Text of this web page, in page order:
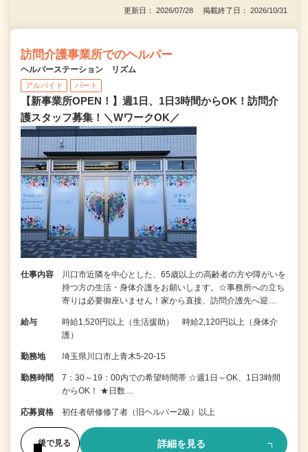
更新日： 2026/07/28 掲載終了日： 2026/10/31
訪問介護事業所でのヘルパー
ヘルパーステーション リズム
アルバイト パート
【新事業所OPEN！】週1日、1日3時間からOK！訪問介
護スタッフ募集！＼WワークOK／
仕事内容
川口市近隣を中心とした、65歳以上の高齢者の方や障がいを
持つ方の生活・身体介護をお願いします。☆事務所への立ち
寄りは必要御座いません！家から直接、訪問介護先へ迎…
給与
時給1,520円以上（生活援助） 時給2,120円以上（身体介
護）
勤務地 埼玉県川口市上青木5-20-15
勤務時間
7：30～19：00内での希望時間帯 ☆週1日～OK、1日3時間
からOK！ ★日数…
応募資格 初任者研修修了者（旧ヘルパー2級）以上
後で見る 詳細を見る